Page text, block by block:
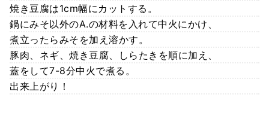
焼き豆腐は1cm幅にカットする。
鍋にみそ以外のA.の材料を入れて中火にかけ、
煮立ったらみそを加え溶かす。
豚肉、ネギ、焼き豆腐、しらたきを順に加え、
蓋をして7-8分中火で煮る。
出来上がり！